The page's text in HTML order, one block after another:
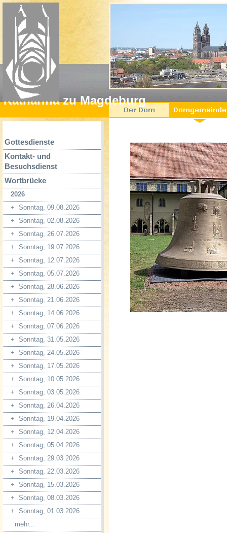
Katharina zu Magdeburg
Gottesdienste
Kontakt- und
Besuchsdienst
Wortbrücke
2026
+ Sonntag, 09.08.2026
+ Sonntag, 02.08.2026
+ Sonntag, 26.07.2026
+ Sonntag, 19.07.2026
+ Sonntag, 12.07.2026
+ Sonntag, 05.07.2026
+ Sonntag, 28.06.2026
+ Sonntag, 21.06.2026
+ Sonntag, 14.06.2026
+ Sonntag, 07.06.2026
+ Sonntag, 31.05.2026
+ Sonntag, 24.05.2026
+ Sonntag, 17.05.2026
+ Sonntag, 10.05.2026
+ Sonntag, 03.05.2026
+ Sonntag, 26.04.2026
+ Sonntag, 19.04.2026
+ Sonntag, 12.04.2026
+ Sonntag, 05.04.2026
+ Sonntag, 29.03.2026
+ Sonntag, 22.03.2026
+ Sonntag, 15.03.2026
+ Sonntag, 08.03.2026
+ Sonntag, 01.03.2026
mehr...